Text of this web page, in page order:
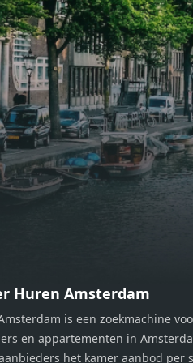
heerlijke maaltijden.
stap je zo het
je kunt genieten
uitzicht en een
rust. De woning
twee comfortabele
van respectievelijk 12,1
kamers bieden tal
zoals een fijne
logeerkamer of een
De
Gelegen in een
de woning zich
locatie. Winkels,
van
m²
van
op
Huren Amsterdam
is een zoekmachine
en appartementen in
het kamer aanbod per